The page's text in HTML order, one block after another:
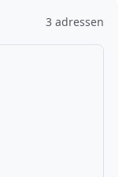
3 adressen